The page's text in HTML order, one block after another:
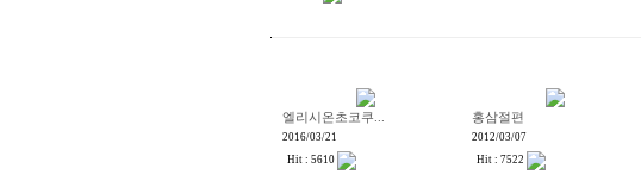
엘리시온초코쿠...
2016/03/21
Hit : 5610
홍삼절편
2012/03/07
Hit : 7522